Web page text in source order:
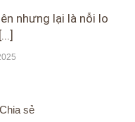
nhưng lại là nỗi lo
Chia sẻ